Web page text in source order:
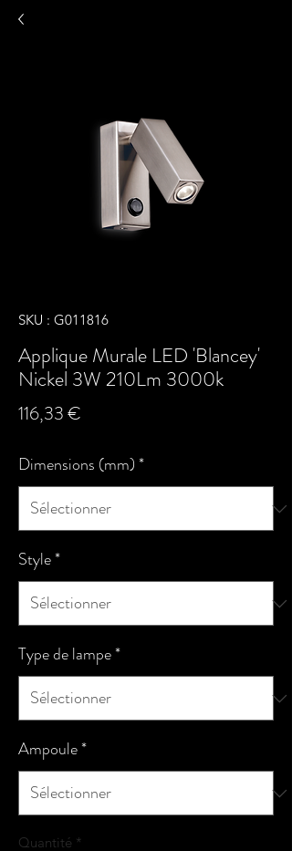
SKU : G011816
Applique Murale LED 'Blancey'
Nickel 3W 210Lm 3000k
116,33 €
Dimensions (mm)*
Style*
Type de lampe*
Ampoule*
Quantité *